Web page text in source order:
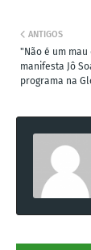
ANTIGOS
"Não é um mau
manifesta Jô
programa na